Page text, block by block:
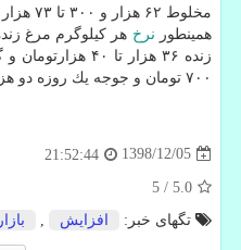
مخلوط ۶۲ هزار و ۳۰۰ تا ۷۳ هزار و ۳۰۰ تومان است.
همینطور نرخ
۷۰۰ تومان و جوجه یك روزه دو هزارو ۵۵۰ تومان است.
1398/12/05
21:52:44
5.0
/
5
تگهای خبر:
افزایش بازار